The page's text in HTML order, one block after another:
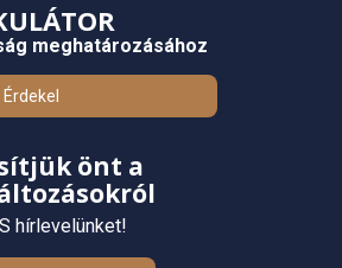
meghatározásához
Érdekel
önt a
hírlevelünket!